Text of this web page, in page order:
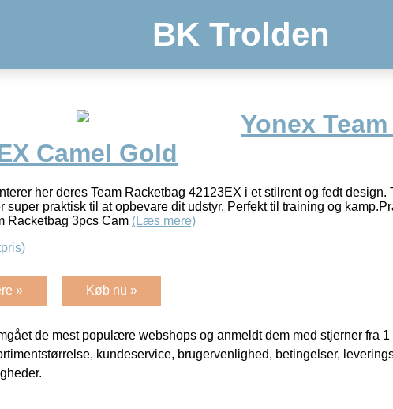
BK Trolden
Yonex
Camel Gold
her deres Team Racketbag 42123EX i et stilrent og fedt design.
super praktisk til at opbevare dit udstyr. Perfekt til training og
Racketbag 3pcs Cam (Læs mere)
» Køb nu »
de mest populære webshops og anmeldt dem med stjerner fra 1
kundeservice, brugervenlighed, betingelser,